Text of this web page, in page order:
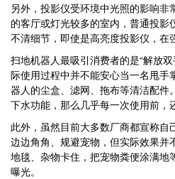
另外，投影仪受环境中光照的影响非
的客厅或灯光较多的室内，普通投影
不清细节，即使是高亮度投影仪，在
扫地机器人最吸引消费者的是“解放
际使用过程中并不能安心当一名甩手
器人的尘盒、滤网、拖布等清洁配件
下水功能，那么几乎每一次使用前，
此外，虽然目前大多数厂商都宣称自
边边角角、规避宠物，但实际效果并
地毯、杂物卡住，把宠物粪便涂满地
曝光。